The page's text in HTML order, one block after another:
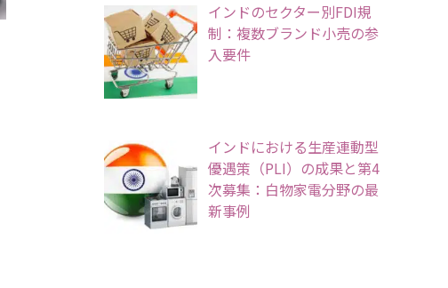
インドのセクター別FDI規
制：複数ブランド小売の参
入要件
インドにおける生産連動型
優遇策（PLI）の成果と第4
次募集：白物家電分野の最
新事例